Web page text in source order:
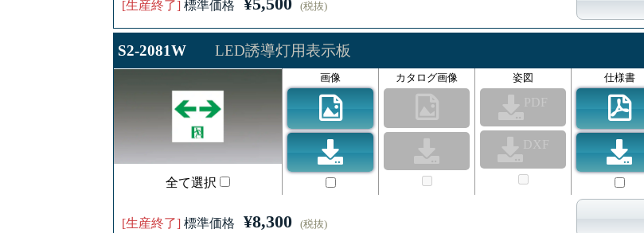
[生産終了] 標準価格 (税抜)
S2-2081W LED誘導灯用表示板
全て選択
画像 カタログ画像 姿図
PDF
DXF
仕様書
[生産終了] 標準価格 ¥8,300 (税抜)